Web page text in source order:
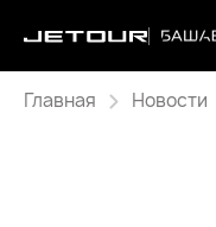
Главная Новости